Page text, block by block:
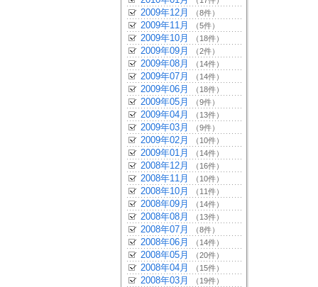
2009年12月 （8件）
2009年11月 （5件）
2009年10月 （18件）
2009年09月 （2件）
2009年08月 （14件）
2009年07月 （14件）
2009年06月 （18件）
2009年05月 （9件）
2009年04月 （13件）
2009年03月 （9件）
2009年02月 （10件）
2009年01月 （14件）
2008年12月 （16件）
2008年11月 （10件）
2008年10月 （11件）
2008年09月 （14件）
2008年08月 （13件）
2008年07月 （8件）
2008年06月 （14件）
2008年05月 （20件）
2008年04月 （15件）
2008年03月 （19件）